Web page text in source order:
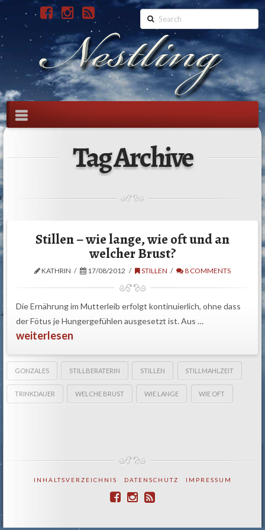
Search
Navigation
Tag Archive
Stillen – wie lange, wie oft und an
welcher Brust?
KATHRIN 17/08/2012 STILLEN 8 COMMENTS
Die Ernährung im Mutterleib erfolgt kontinuierlich, ohne dass
der Fötus je Hungergefühlen ausgesetzt ist. Aus …
weiterlesen
GONZALES STILLBERATERIN STILLEN STILLMAHLZEIT
TRINKDAUER WELCHE BRUST WIE LANGE WIE OFT
INHALTSVERZEICHNIS DATENSCHUTZ IMPRESSUM